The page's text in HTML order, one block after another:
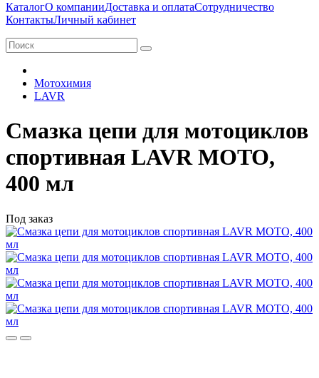
КаталогО компанииДоставка и оплатаСотрудничество
КонтактыЛичный кабинет
Мотохимия
LAVR
Смазка цепи для мотоциклов
спортивная LAVR MOTO,
400 мл
Под заказ